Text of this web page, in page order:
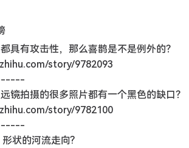
具有攻击性，那么喜鹊是不是例外的？
story/9782093
镜拍摄的很多照片都有一个黑色的缺口？
story/9782100
状的河流走向?